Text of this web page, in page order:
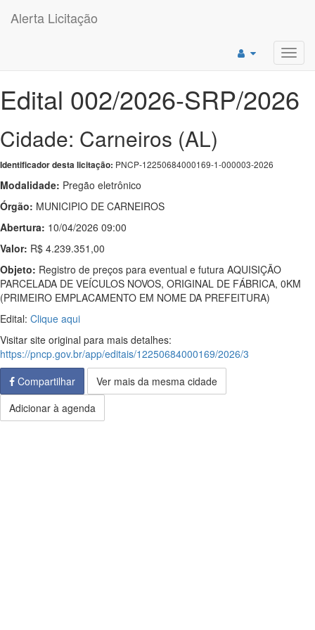
Alerta Licitação
Edital 002/2026-SRP/2026
Cidade: Carneiros (AL)
Identificador desta licitação: PNCP-12250684000169-1-000003-2026
Modalidade: Pregão eletrônico
Órgão: MUNICIPIO DE CARNEIROS
Abertura: 10/04/2026 09:00
Valor: R$ 4.239.351,00
Objeto: Registro de preços para eventual e futura AQUISIÇÃO
PARCELADA DE VEÍCULOS NOVOS, ORIGINAL DE FÁBRICA, 0KM
(PRIMEIRO EMPLACAMENTO EM NOME DA PREFEITURA)
Edital: Clique aqui
Visitar site original para mais detalhes:
https://pncp.gov.br/app/editais/12250684000169/2026/3
Compartilhar
Ver mais da mesma cidade
Adicionar à agenda